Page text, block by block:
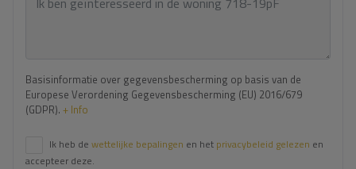
Basisinformatie over gegevensbescherming op basis van de
Europese Verordening Gegevensbescherming (EU) 2016/679
(GDPR). + Info
Ik heb de wettelijke bepalingen en het privacybeleid gelezen en
accepteer deze.